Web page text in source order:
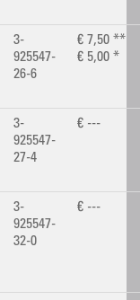
3-
925547-
26-6
€ 7,50 **
€ 5,00 *
3-
925547-
27-4
€ ---
3-
925547-
32-0
€ ---